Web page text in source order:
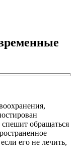
обращаться
его не лечить,